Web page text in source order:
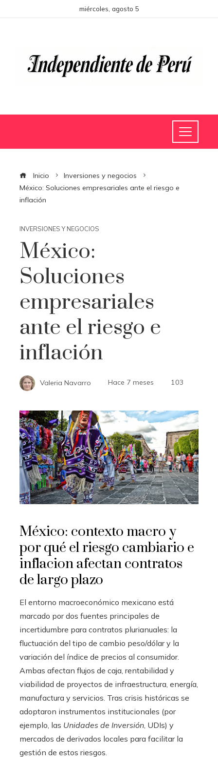
miércoles, agosto 5
Inicio
Inversiones y negocios
México: Soluciones empresariales ante el riesgo e
inflación
INVERSIONES Y NEGOCIOS
México:
Soluciones
empresariales
ante el riesgo e
inflación
Valeria Navarro Hace 7 meses 103
México: contexto macro y
por qué el riesgo cambiario e
inflacion afectan contratos
de largo plazo
El entorno macroeconómico mexicano está
marcado por dos fuentes principales de
incertidumbre para contratos plurianuales: la
fluctuación del tipo de cambio peso/dólar y la
variación del índice de precios al consumidor.
Ambas afectan flujos de caja, rentabilidad y
viabilidad de proyectos de infraestructura, energía,
manufactura y servicios. Tras crisis históricas se
adoptaron instrumentos institucionales (por
ejemplo, las Unidades de Inversión , UDIs) y
mercados de derivados locales para facilitar la
gestión de estos riesgos.